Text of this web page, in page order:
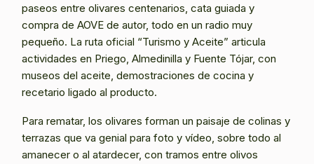
paseos entre olivares centenarios, cata guiada y
compra de AOVE de autor, todo en un radio muy
pequeño. La ruta oficial “Turismo y Aceite” articula
actividades en Priego, Almedinilla y Fuente Tójar, con
museos del aceite, demostraciones de cocina y
recetario ligado al producto.
Para rematar, los olivares forman un paisaje de colinas y
terrazas que va genial para foto y vídeo, sobre todo al
amanecer o al atardecer, con tramos entre olivos